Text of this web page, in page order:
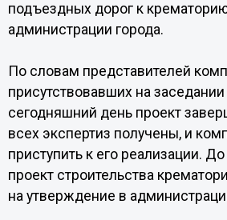
подъездных дорог к
администрации города.
По словам представителей
присутствовавших на
сегодняшний день проект
всех экспертиз получены, и
приступить к его реализации.
проект строительства
на утверждение в